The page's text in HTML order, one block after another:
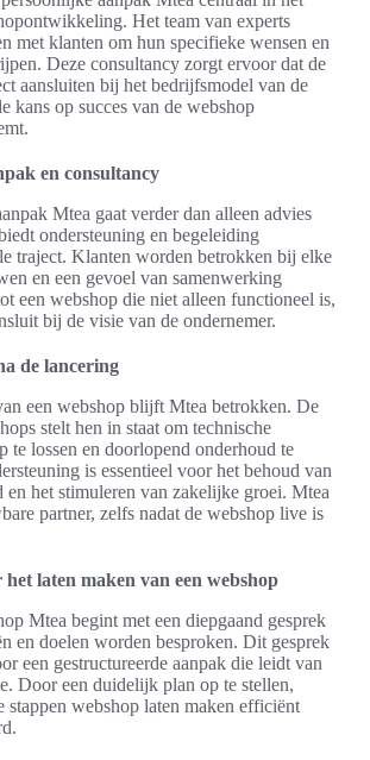
Het team van experts
met klanten om hun specifieke wensen en
Deze consultancy zorgt ervoor dat de
aansluiten bij het bedrijfsmodel van de
kans op succes van de webshop
en consultancy
Mtea gaat verder dan alleen advies
ondersteuning en begeleiding
traject. Klanten worden betrokken bij elke
en een gevoel van samenwerking
een webshop die niet alleen functioneel is,
bij de visie van de ondernemer.
de lancering
een webshop blijft Mtea betrokken. De
stelt hen in staat om technische
te lossen en doorlopend onderhoud te
is essentieel voor het behoud van
en het stimuleren van zakelijke groei. Mtea
partner, zelfs nadat de webshop live is
het laten maken van een webshop
Mtea begint met een diepgaand gesprek
en doelen worden besproken. Dit gesprek
een gestructureerde aanpak die leidt van
Door een duidelijk plan op te stellen,
stappen webshop laten maken efficiënt